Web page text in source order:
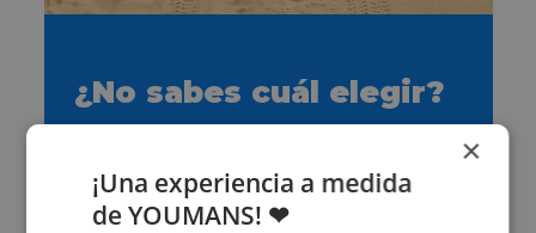
¿No sabes cuál elegir?
¡Contáctanos ya!
×
¡Una experiencia a medida
de YOUMANS! ❤